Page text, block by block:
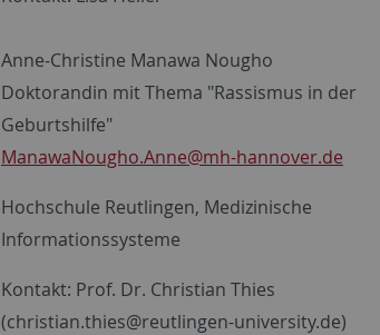
Anne-Christine Manawa Nougho
Doktorandin mit Thema "Rassismus in der
Geburtshilfe"
ManawaNougho.Anne@mh-hannover.de
Hochschule Reutlingen, Medizinische
Informationssysteme
Kontakt: Prof. Dr. Christian Thies
(christian.thies@reutlingen-university.de)